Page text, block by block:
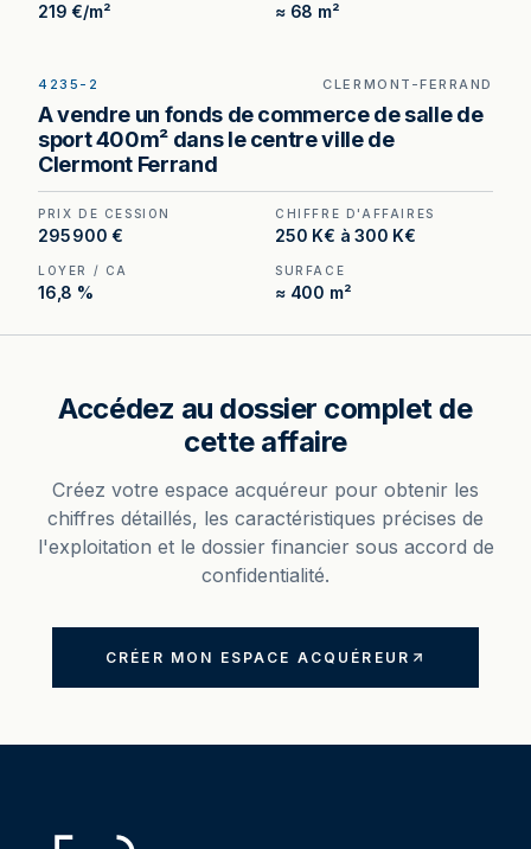
219 €/m² ≈ 68 m²
Salle de sport à vendre à Clermont-Ferrand —
400 m² structurés en plusieurs espaces distincts,
aménagements neufs, matériel intégralement
4235-2 CLERMONT-FERRAND
A vendre un fonds de commerce de salle de
sport 400m² dans le centre ville de
Clermont Ferrand
PRIX DE CESSION
295 900 €
CHIFFRE D'AFFAIRES
250 K€ à 300 K€
LOYER / CA
16,8 %
SURFACE
≈ 400 m²
Accédez au dossier complet de
cette affaire
Créez votre espace acquéreur pour obtenir les
chiffres détaillés, les caractéristiques précises de
l'exploitation et le dossier financier sous accord de
confidentialité.
CRÉER MON ESPACE ACQUÉREUR